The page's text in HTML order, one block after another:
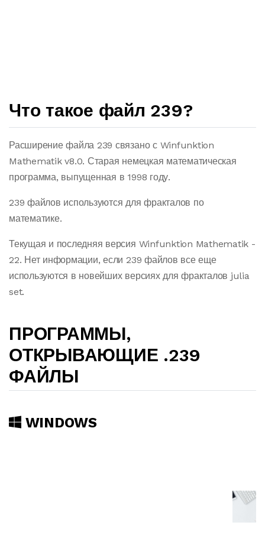
Что такое файл 239?
Расширение файла 239 связано с Winfunktion
Mathematik v8.0. Старая немецкая математическая
программа, выпущенная в 1998 году.
239 файлов используются для фракталов по
математике.
Текущая и последняя версия Winfunktion Mathematik -
22. Нет информации, если 239 файлов все еще
используются в новейших версиях для фракталов julia
set.
ПРОГРАММЫ,
ОТКРЫВАЮЩИЕ .239
ФАЙЛЫ
WINDOWS